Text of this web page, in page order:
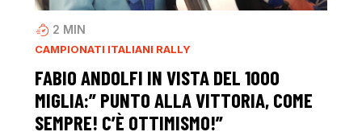
2 MIN
CAMPIONATI ITALIANI RALLY
FABIO ANDOLFI IN VISTA DEL 1000
MIGLIA:” PUNTO ALLA VITTORIA, COME
SEMPRE! C’È OTTIMISMO!”